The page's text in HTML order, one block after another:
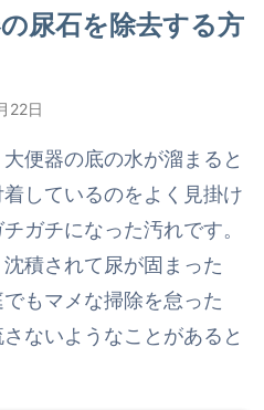
尿石を除去する方
22日
便器の底の水が溜まると
しているのをよく見掛け
ガチになった汚れです。
積されて尿が固まった
でもマメな掃除を怠った
ないようなことがあると